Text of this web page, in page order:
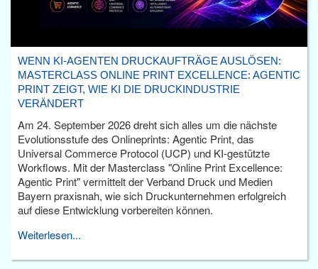
WENN KI-AGENTEN DRUCKAUFTRÄGE AUSLÖSEN:
MASTERCLASS ONLINE PRINT EXCELLENCE: AGENTIC
PRINT ZEIGT, WIE KI DIE DRUCKINDUSTRIE
VERÄNDERT
Am 24. September 2026 dreht sich alles um die nächste
Evolutionsstufe des Onlineprints: Agentic Print, das
Universal Commerce Protocol (UCP) und KI-gestützte
Workflows. Mit der Masterclass "Online Print Excellence:
Agentic Print" vermittelt der Verband Druck und Medien
Bayern praxisnah, wie sich Druckunternehmen erfolgreich
auf diese Entwicklung vorbereiten können.
Weiterlesen...